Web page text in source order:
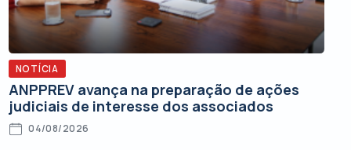
NOTÍCIA
ANPPREV avança na preparação de ações
judiciais de interesse dos associados
04/08/2026